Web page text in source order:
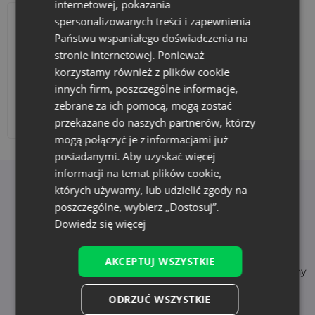
Dodaj nadruk
Korzyści z wyboru Saketos
Natychmiastowa
dostępność
szybka dostawa (24-48h)
Wysoka jakość
- trwałe i bezpieczne tkaniny
internetowej, pokazania
spersonalizowanych treści i zapewnienia
Państwu wspaniałego doświadczenia na
stronie internetowej. Ponieważ
korzystamy również z plików cookie
innych firm, poszczególne informacje,
zebrane za ich pomocą, mogą zostać
przekazane do naszych partnerów, którzy
mogą połączyć je z informacjami już
posiadanymi. Aby uzyskać więcej
informacji na temat plików cookie,
których używamy, lub udzielić zgody na
poszczególne, wybierz „Dostosuj”.
Dowiedz się więcej
AKCEPTUJ WSZYSTKIE
ODRZUĆ WSZYSTKIE